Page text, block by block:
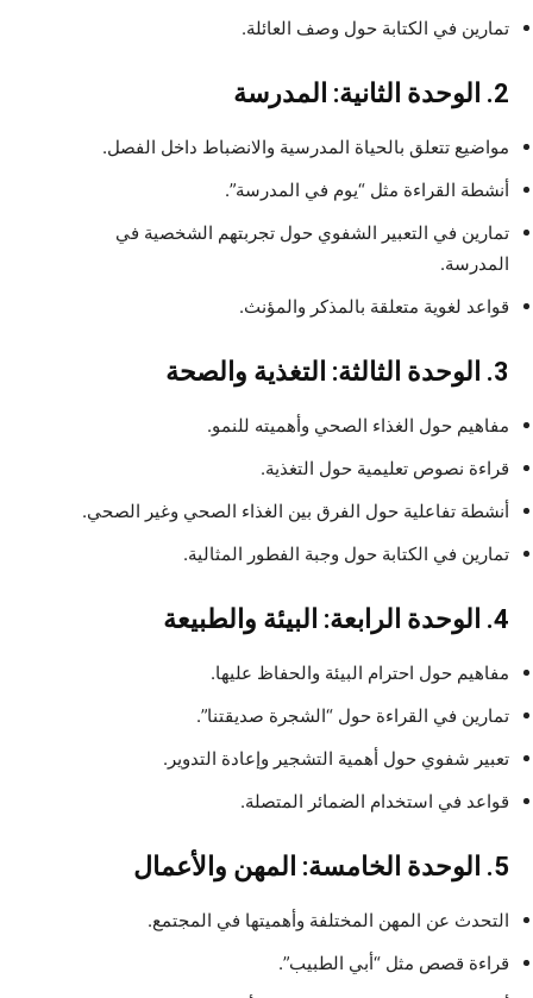
تمارين في الكتابة حول وصف العائلة.
2. الوحدة الثانية: المدرسة
مواضيع تتعلق بالحياة المدرسية والانضباط داخل الفصل.
أنشطة القراءة مثل “يوم في المدرسة”.
تمارين في التعبير الشفوي حول تجربتهم الشخصية في
المدرسة.
قواعد لغوية متعلقة بالمذكر والمؤنث.
3. الوحدة الثالثة: التغذية والصحة
مفاهيم حول الغذاء الصحي وأهميته للنمو.
قراءة نصوص تعليمية حول التغذية.
أنشطة تفاعلية حول الفرق بين الغذاء الصحي وغير الصحي.
تمارين في الكتابة حول وجبة الفطور المثالية.
4. الوحدة الرابعة: البيئة والطبيعة
مفاهيم حول احترام البيئة والحفاظ عليها.
تمارين في القراءة حول “الشجرة صديقتنا”.
تعبير شفوي حول أهمية التشجير وإعادة التدوير.
قواعد في استخدام الضمائر المتصلة.
5. الوحدة الخامسة: المهن والأعمال
التحدث عن المهن المختلفة وأهميتها في المجتمع.
قراءة قصص مثل “أبي الطبيب”.